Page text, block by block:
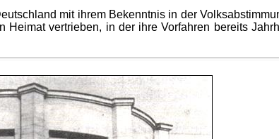
mit ihrem Bekenntnis in der
vertrieben, in der ihre Vorfahren bereits